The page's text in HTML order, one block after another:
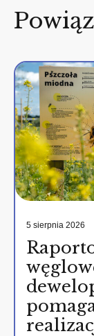
5 sierpnia 2026